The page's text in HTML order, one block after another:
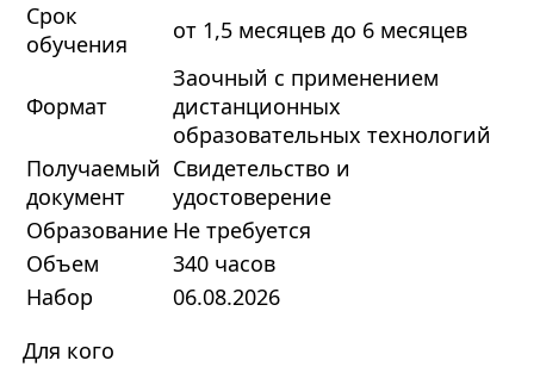
Срок
обучения
от 1,5 месяцев до 6 месяцев
Формат
Заочный с применением
дистанционных
образовательных технологий
Получаемый
документ
Свидетельство и
удостоверение
Образование Не требуется
Объем
340 часов
Набор
06.08.2026
Для кого